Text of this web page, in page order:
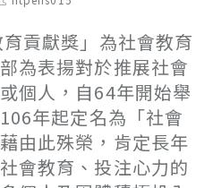
author:
貢獻獎」為社會教育
為表揚對於推展社會
個人，自64年開始舉
年起定名為「社會
由此殊榮，肯定長年
會教育、投注心力的